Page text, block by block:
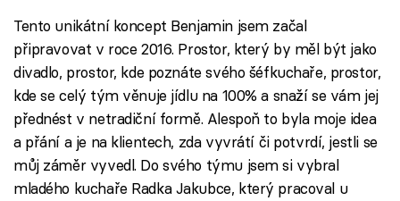
Tento unikátní koncept Benjamin jsem začal
připravovat v roce 2016. Prostor, který by měl být jako
divadlo, prostor, kde poznáte svého šéfkuchaře, prostor,
kde se celý tým věnuje jídlu na 100% a snaží se vám jej
přednést v netradiční formě. Alespoň to byla moje idea
a přání a je na klientech, zda vyvrátí či potvrdí, jestli se
můj záměr vyvedl. Do svého týmu jsem si vybral
mladého kuchaře Radka Jakubce, který pracoval u